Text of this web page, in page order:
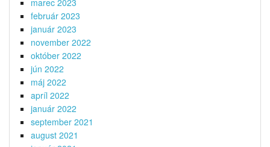
marec 2023
február 2023
január 2023
november 2022
október 2022
jún 2022
máj 2022
apríl 2022
január 2022
september 2021
august 2021